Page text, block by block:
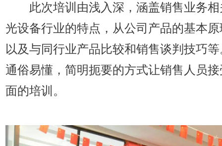
此次培训由浅入深，涵盖销售业务相
光设备行业的特点，从公司产品的基本
以及与同行业产品比较和销售谈判技巧
通俗易懂，简明扼要的方式让销售人员
面的培训。